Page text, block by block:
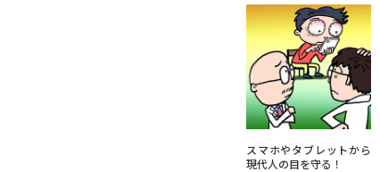
小学校教員資格認定試験
スマホやタブレットから
現代人の目を守る！